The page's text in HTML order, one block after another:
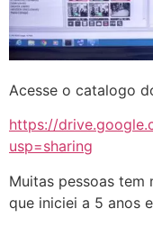
Acesse o catalogo
https://
usp=sharing
Muitas pessoas tem
que iniciei a 5 anos